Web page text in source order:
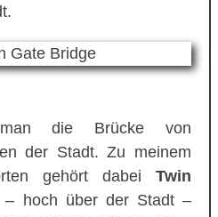
die Brücke von
der Stadt. Zu meinem
gehört dabei Twin
hoch über der Stadt –